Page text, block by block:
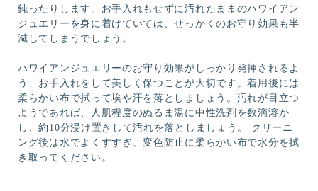
鈍ったりします。お手入れもせずに汚れたままのハワイアン
ジュエリーを身に着けていては、せっかくのお守り効果も半
減してしまうでしょう。
ハワイアンジュエリーのお守り効果がしっかり発揮されるよ
う、お手入れをして美しく保つことが大切です。着用後には
柔らかい布で拭って埃や汗を落としましょう。汚れが目立つ
ようであれば、人肌程度のぬるま湯に中性洗剤を数滴溶か
し、約10分浸け置きして汚れを落としましょう。 クリーニ
ング後は水でよくすすぎ、変色防止に柔らかい布で水分を拭
き取ってください。